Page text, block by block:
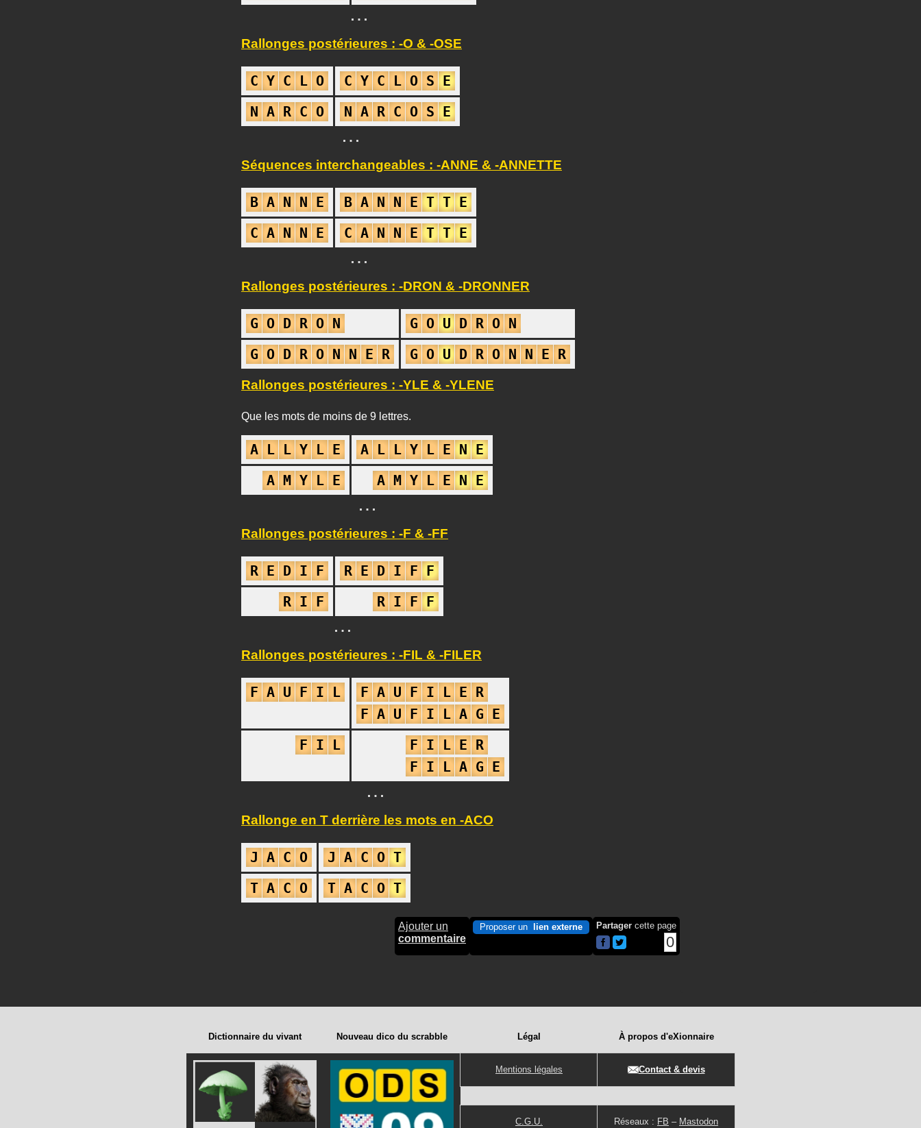
…
Rallonges postérieures : -O & -OSE
C Y C L O C Y C L O S E
N A R C O N A R C O S E
…
Séquences interchangeables : -ANNE & -ANNETTE
B A N N E B A N N E T T E
C A N N E C A N N E T T E
…
Rallonges postérieures : -DRON & -DRONNER
G O D R O N G O U D R O N
G O D R O N N E R G O U D R O N N E R
Rallonges postérieures : -YLE & -YLENE
Que les mots de moins de 9 lettres.
A L L Y L E A L L Y L E N E
A M Y L E A M Y L E N E
…
Rallonges postérieures : -F & -FF
R E D I F R E D I F F
R I F R I F F
…
Rallonges postérieures : -FIL & -FILER
F A U F I L F A U F I L E R
F A U F I L A G E
F I L F I L E R
F I L A G E
…
Rallonge en T derrière les mots en -ACO
J A C O J A C O T
T A C O T A C O T
Ajouter un
commentaire
Proposer un lien externe Partager cette page
0
Dictionnaire du vivant Nouveau dico du scrabble Légal
Mentions légales
C.G.U.
À propos d'eXionnaire
Contact & devis
Réseaux : FB – Mastodon